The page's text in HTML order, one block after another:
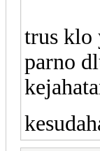
trus klo
parno